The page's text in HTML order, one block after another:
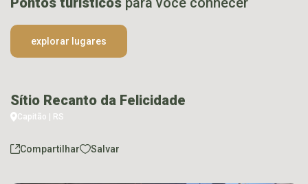
explorar lugares
Sítio Recanto da Felicidade
Capitão | RS
Compartilhar Salvar